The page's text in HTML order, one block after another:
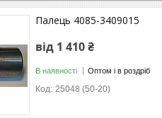
Палець 4085-3409015
від 1 410 ₴
В наявності Оптом і в роздріб
25048 (50-20)